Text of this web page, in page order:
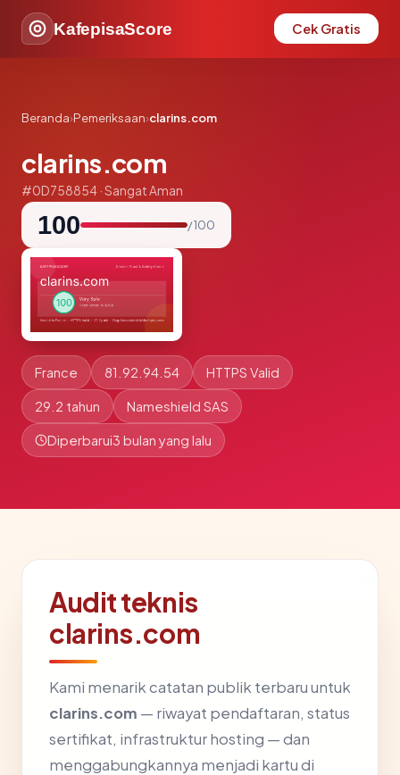
KafepisaScore Cek Gratis
Beranda›Pemeriksaan›clarins.com
clarins.com
#0D758854 · Sangat Aman
100 / 100
France 81.92.94.54 HTTPS Valid
29.2 tahun Nameshield SAS
Diperbarui3 bulan yang lalu
Audit teknis
clarins.com
Kami menarik catatan publik terbaru untuk
clarins.com — riwayat pendaftaran, status
sertifikat, infrastruktur hosting — dan
menggabungkannya menjadi kartu di